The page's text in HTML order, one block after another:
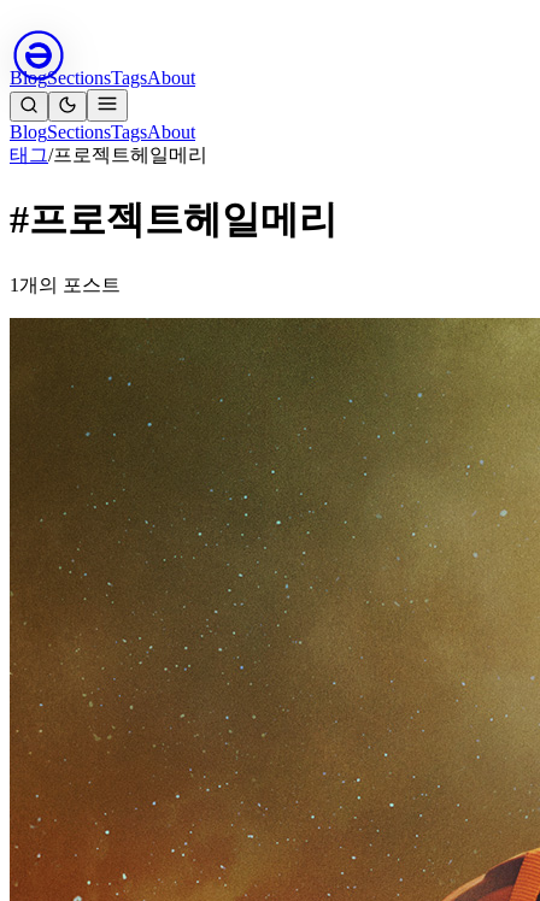
BlogSectionsTagsAbout
BlogSectionsTagsAbout
태그/프로젝트헤일메리
#프로젝트헤일메리
1개의 포스트